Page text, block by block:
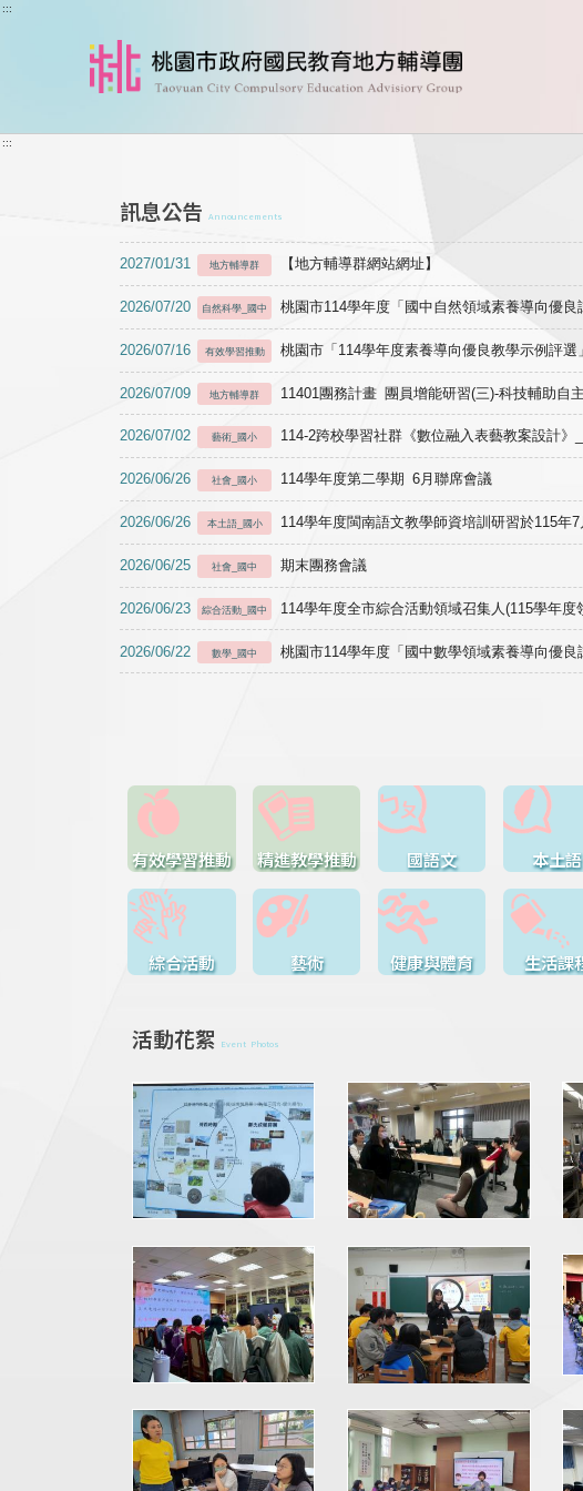
跳到主要內容
:::
:::
訊息公告 Announcements
2027/01/31 地方輔導群 【地方輔導群網站網址】
2026/07/20 自然科學_國中 桃園市114學年度「國中自然領域素養導向優
2026/07/16 有效學習推動 桃園市「114學年度素養導向優良教學示例評選
2026/07/09 地方輔導群 11401團務計畫 團員增能研習(三)-科技輔助自
2026/07/02 藝術_國小 114-2跨校學習社群《數位融入表藝教案設計》
2026/06/26 社會_國小 114學年度第二學期 6月聯席會議
2026/06/26 本土語_國小 114學年度閩南語文教學師資培訓研習於115年
2026/06/25 社會_國中 期末團務會議
2026/06/23 綜合活動_國中 114學年度全市綜合活動領域召集人(115學年度
2026/06/22 數學_國中 桃園市114學年度「國中數學領域素養導向優
有效學習推動 精進教學推動 國語文 本土語
綜合活動 藝術 健康與體育 生活課
活動花絮 Event Photos